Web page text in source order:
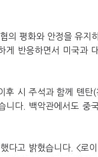
의 평화와 안정을 유지
게 반응하면서 미국과
후 시 주석과 함께 톈탄
니다. 백악관에서도 중
다고 밝혔습니다. <로